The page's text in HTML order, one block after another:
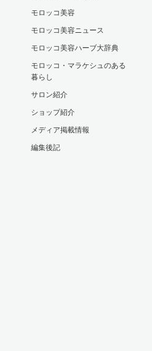
モロッコ美容
モロッコ美容ニュース
モロッコ美容ハーブ大辞典
モロッコ・マラケシュのある
暮らし
サロン紹介
ショップ紹介
メディア掲載情報
編集後記